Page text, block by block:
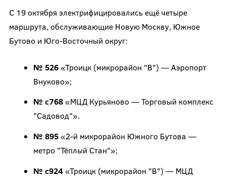
С 19 октября электрифицировались ещё четыре
маршрута, обслуживающие Новую Москву, Южное
Бутово и Юго-Восточный округ:
№ 526«Троицк (микрорайон "В") — Аэропорт
Внуково»;
№ с768«МЦД Курьяново — Торговый комплекс
"Садовод"».
№ 895«2-й микрорайон Южного Бутова —
метро "Тёплый Стан"»;
№ с924«Троицк (микрорайон "В") — МЦД